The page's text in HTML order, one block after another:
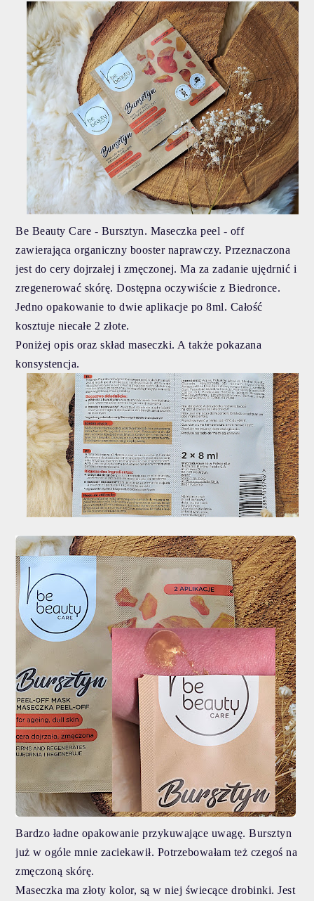
Be Beauty Care - Bursztyn. Maseczka peel - off
zawierająca organiczny booster naprawczy. Przeznaczona
jest do cery dojrzałej i zmęczonej. Ma za zadanie ujędrnić i
zregenerować skórę. Dostępna oczywiście z Biedronce.
Jedno opakowanie to dwie aplikacje po 8ml. Całość
kosztuje niecałe 2 złote.
Poniżej opis oraz skład maseczki. A także pokazana
konsystencja.
Bardzo ładne opakowanie przykuwające uwagę. Bursztyn
już w ogóle mnie zaciekawił. Potrzebowałam też czegoś na
zmęczoną skórę.
Maseczka ma złoty kolor, są w niej świecące drobinki. Jest